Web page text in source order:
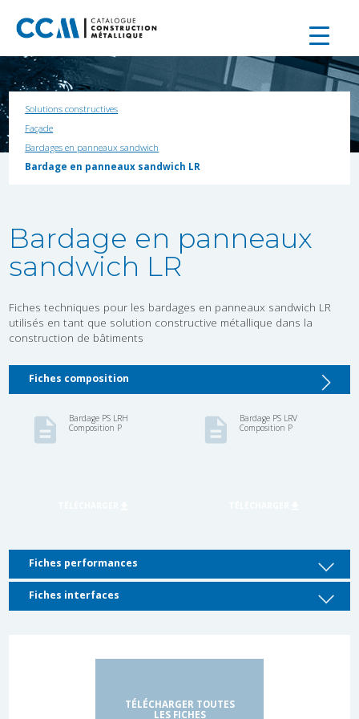
Solutions constructives
Façade
Bardages en panneaux sandwich
Bardage en panneaux sandwich LR
Bardage en panneaux
sandwich LR
Fiches techniques pour les bardages en panneaux sandwich LR
utilisés en tant que solution constructive métallique dans la
construction de bâtiments
Fiches composition
Fiches performances
Fiches interfaces
TÉLÉCHARGER TOUTES
LES FICHES